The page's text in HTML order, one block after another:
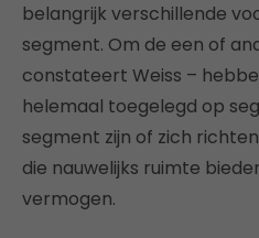
belangrijk verschillende
segment. Om de een of
constateert Weiss –
helemaal toegelegd op
segment zijn of zich
die nauwelijks ruimte
vermogen.